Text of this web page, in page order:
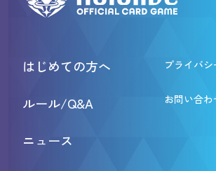
はじめての方へ
ルール/Q&A
ニュース
プライバ
お問い合わ